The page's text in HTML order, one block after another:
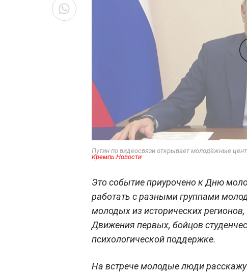
Путин по видеосвязи открывает молодёжные
Кремль.Новости
Это событие приурочено к Дню
работать с разными группами
молодых из исторических
Движения первых, бойцов
психологической поддержке.
На встрече молодые люди